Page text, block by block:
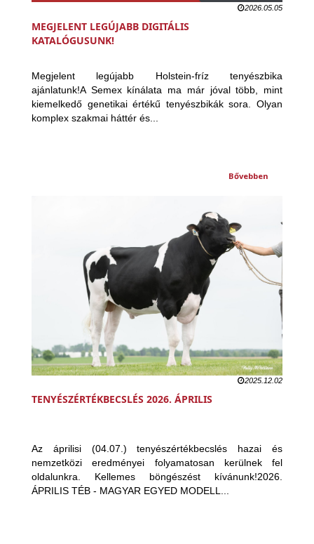
2026.05.05
MEGJELENT LEGÚJABB DIGITÁLIS
KATALÓGUSUNK!
Megjelent legújabb Holstein-fríz tenyészbika
ajánlatunk!A Semex kínálata ma már jóval több, mint
kiemelkedő genetikai értékű tenyészbikák sora. Olyan
komplex szakmai háttér és...
Bővebben
2025.12.02
TENYÉSZÉRTÉKBECSLÉS 2026. ÁPRILIS
Az áprilisi (04.07.) tenyészértékbecslés hazai és
nemzetközi eredményei folyamatosan kerülnek fel
oldalunkra. Kellemes böngészést kívánunk!2026.
ÁPRILIS TÉB - MAGYAR EGYED MODELL...